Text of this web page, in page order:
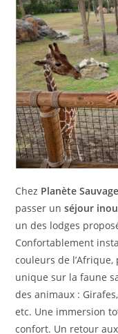
Chez Planète
passer unséjour
un des lodges
Confortablement
couleurs de l’Afrique,
unique sur la faune
des animaux :
etc. Une immersion
confort. Un retour